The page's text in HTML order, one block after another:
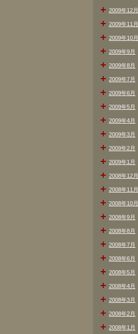
2009年12月
2009年11月
2009年10月
2009年9月
2009年8月
2009年7月
2009年6月
2009年5月
2009年4月
2009年3月
2009年2月
2009年1月
2008年12月
2008年11月
2008年10月
2008年9月
2008年8月
2008年7月
2008年6月
2008年5月
2008年4月
2008年3月
2008年2月
2008年1月